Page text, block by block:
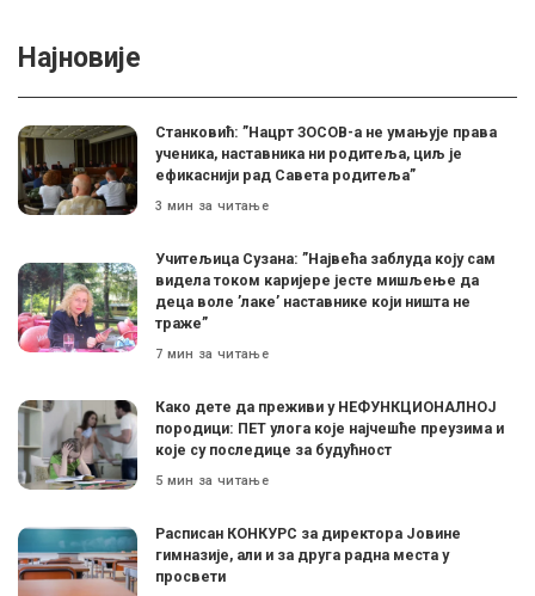
Најновије
Станковић: ”Нацрт ЗОСОВ-а не умањује права
ученика, наставника ни родитеља, циљ је
ефикаснији рад Савета родитеља”
3 мин за читање
Учитељица Сузана: ”Највећа заблуда коју сам
видела током каријере јесте мишљење да
деца воле ’лаке’ наставнике који ништа не
траже”
7 мин за читање
Како дете да преживи у НЕФУНКЦИОНАЛНОЈ
породици: ПЕТ улога које најчешће преузима и
које су последице за будућност
5 мин за читање
Расписан КОНКУРС за директора Јовине
гимназије, али и за друга радна места у
просвети